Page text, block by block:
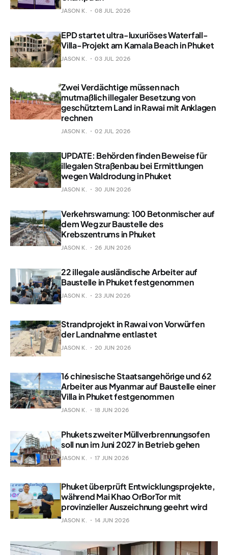
JASON K. 08 JUL 2026
EPD startet ultra-luxuriöses Waterfall-
Villa-Projekt am Kamala Beach in Phuket
JASON K. 03 JUL 2026
Zwei Verdächtige müssen nach
mutmaßlich illegaler Besetzung von
geschütztem Land in Rawai mit Anklagen
rechnen
JASON K. 02 JUL 2026
UPDATE: Behörden finden Beweise für
illegalen Straßenbau bei Ermittlungen
wegen Waldrodung in Phuket
JASON K. 30 JUN 2026
Verkehrswarnung: 100 Betonmischer auf
dem Weg zur Baustelle des
Krebszentrums in Phuket
JASON K. 26 JUN 2026
22 illegale ausländische Arbeiter auf
Baustelle in Phuket festgenommen
JASON K. 23 JUN 2026
Strandprojekt in Rawai von Vorwürfen
der Landnahme entlastet
JASON K. 20 JUN 2026
16 chinesische Staatsangehörige und 62
Arbeiter aus Myanmar auf Baustelle einer
Villa in Phuket festgenommen
JASON K. 18 JUN 2026
Phukets zweiter Müllverbrennungsofen
soll nun im Juni 2027 in Betrieb gehen
JASON K. 17 JUN 2026
Phuket überprüft Entwicklungsprojekte,
während Mai Khao OrBorTor mit
provinzieller Auszeichnung geehrt wird
JASON K. 14 JUN 2026